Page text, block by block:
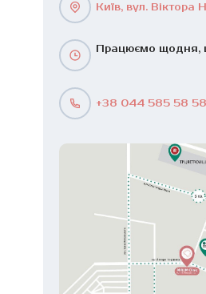
Київ, вул. Віктора
Працюємо щодня,
+38 044 585 58 58